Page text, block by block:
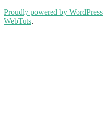
Proudly powered by WordPress
WebTuts.